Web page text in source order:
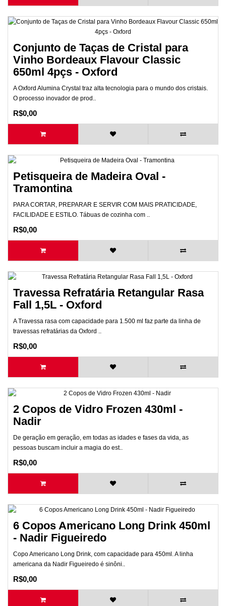
Conjunto de Taças de Cristal para
Vinho Bordeaux Flavour Classic
650ml 4pçs - Oxford
A Oxford Alumina Crystal traz alta tecnologia para o mundo dos cristais.
O processo inovador de prod..
R$0,00
Petisqueira de Madeira Oval -
Tramontina
PARA CORTAR, PREPARAR E SERVIR COM MAIS PRATICIDADE,
FACILIDADE E ESTILO. Tábuas de cozinha com ..
R$0,00
Travessa Refratária Retangular Rasa
Fall 1,5L - Oxford
A Travessa rasa com capacidade para 1.500 ml faz parte da linha de
travessas refratárias da Oxford ..
R$0,00
2 Copos de Vidro Frozen 430ml -
Nadir
De geração em geração, em todas as idades e fases da vida, as
pessoas buscam incluir a magia do est..
R$0,00
6 Copos Americano Long Drink 450ml
- Nadir Figueiredo
Copo Americano Long Drink, com capacidade para 450ml. A linha
americana da Nadir Figueiredo é sinôni..
R$0,00